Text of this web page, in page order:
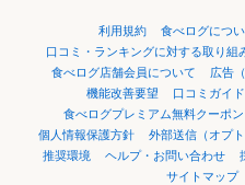
利用規約 食べログにつ
口コミ・ランキングに対する取り組
食べログ店舗会員について
広告
機能改善要望
口コミガイ
食べログプレミアム無料クーポン
個人情報保護方針
外部送信（オプト
推奨環境
ヘルプ・お問い合わせ
サイトマップ